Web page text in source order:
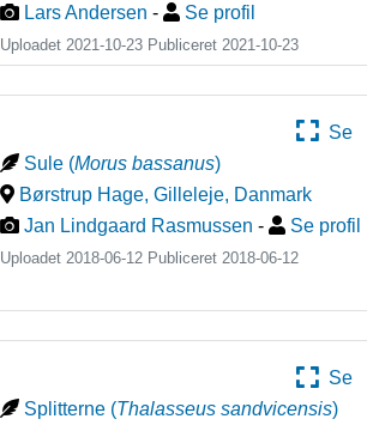
Lars Andersen - Se profil
Uploadet 2021-10-23 Publiceret 2021-10-23
Se
Sule (Morus bassanus)
Børstrup Hage, Gilleleje, Danmark
Jan Lindgaard Rasmussen - Se profil
Uploadet 2018-06-12 Publiceret2018-06-12
Se
Splitterne (Thalasseus sandvicensis)